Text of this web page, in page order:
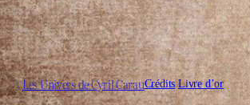
Les Univers de Cyril CarauCrédits Livre d’or